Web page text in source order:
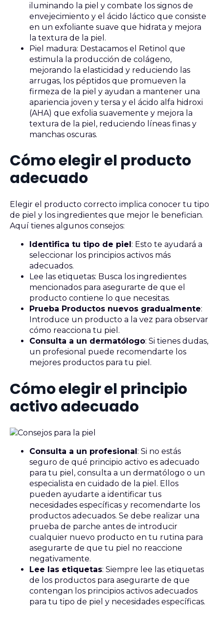
iluminando la piel y combate los signos de
envejecimiento y el ácido láctico que consiste
en un exfoliante suave que hidrata y mejora
la textura de la piel.
Piel madura: Destacamos el Retinol que
estimula la producción de colágeno,
mejorando la elasticidad y reduciendo las
arrugas, los péptidos que promueven la
firmeza de la piel y ayudan a mantener una
apariencia joven y tersa y el ácido alfa hidroxi
(AHA) que exfolia suavemente y mejora la
textura de la piel, reduciendo líneas finas y
manchas oscuras.
Cómo elegir el producto
adecuado
Elegir el producto correcto implica conocer tu tipo
de piel y los ingredientes que mejor le benefician.
Aquí tienes algunos consejos:
Identifica tu tipo de piel : Esto te ayudará a
seleccionar los principios activos más
adecuados.
Lee las etiquetas: Busca los ingredientes
mencionados para asegurarte de que el
producto contiene lo que necesitas.
Prueba Productos nuevos gradualmente:
Introduce un producto a la vez para observar
cómo reacciona tu piel.
Consulta a un dermatólogo: Si tienes dudas,
un profesional puede recomendarte los
mejores productos para tu piel.
Cómo elegir el principio
activo adecuado
Consulta a un profesional: Si no estás
seguro de qué principio activo es adecuado
para tu piel, consulta a un dermatólogo o un
especialista en cuidado de la piel. Ellos
pueden ayudarte a identificar tus
necesidades específicas y recomendarte los
productos adecuados. Se debe realizar una
prueba de parche antes de introducir
cualquier nuevo producto en tu rutina para
asegurarte de que tu piel no reaccione
negativamente.
Lee las etiquetas: Siempre lee las etiquetas
de los productos para asegurarte de que
contengan los principios activos adecuados
para tu tipo de piel y necesidades específicas.